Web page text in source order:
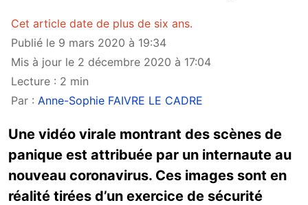
Cet article date de plus de six ans.
Publié le 9 mars 2020 à 19:34
Mis à jour le 2 décembre 2020 à 17:04
Lecture : 2 min
Par : Anne-Sophie FAIVRE LE CADRE
Une vidéo virale montrant des scènes de
panique est attribuée par un internaute au
nouveau coronavirus. Ces images sont en
réalité tirées d’un exercice de sécurité